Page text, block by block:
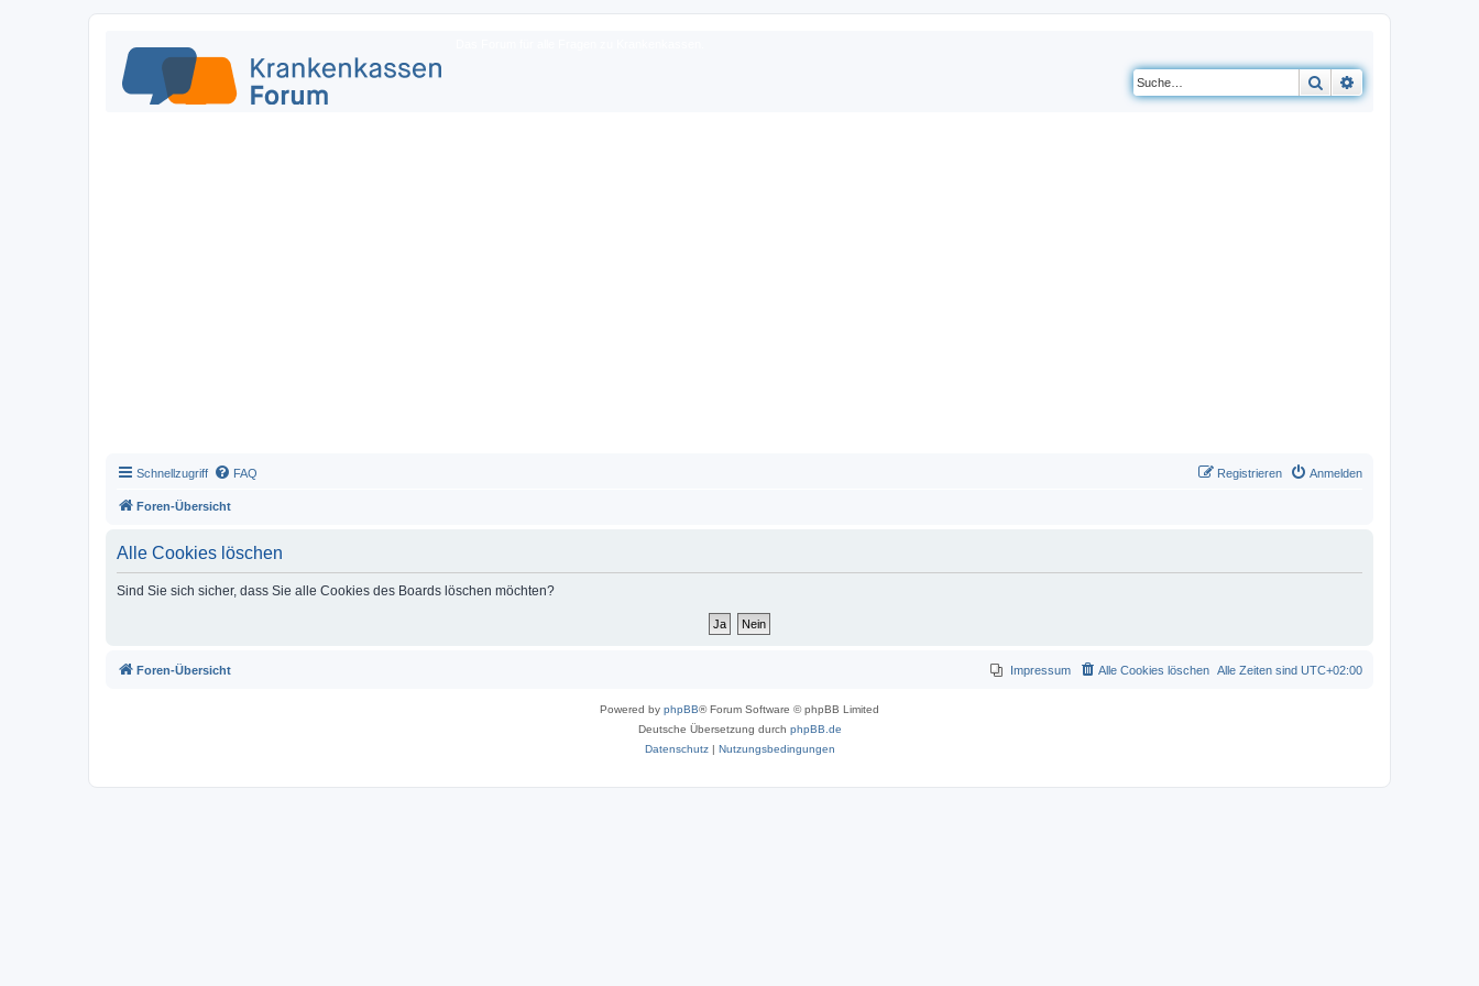
Suche
Schnellzugriff FAQ Anmelden
Registrieren
Foren-Übersicht
Alle Cookies löschen
Sind Sie sich sicher, dass Sie alle Cookies des Boards löschen möchten?
Foren-Übersicht Alle Zeiten sind UTC+02:00
Alle Cookies löschen
Impressum
Powered by phpBB® Forum Software © phpBB Limited
Deutsche Übersetzung durch phpBB.de
Datenschutz| Nutzungsbedingungen